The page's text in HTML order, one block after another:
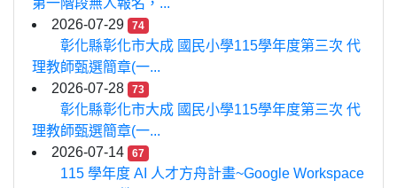
第一階段無人報名，...
2026-07-29
74
彰化縣彰化市大成 國民小學115學年度第三次 代
理教師甄選簡章(一...
2026-07-28
73
彰化縣彰化市大成 國民小學115學年度第三次 代
理教師甄選簡章(一...
2026-07-14
67
115 學年度 AI 人才方舟計畫~Google Workspace